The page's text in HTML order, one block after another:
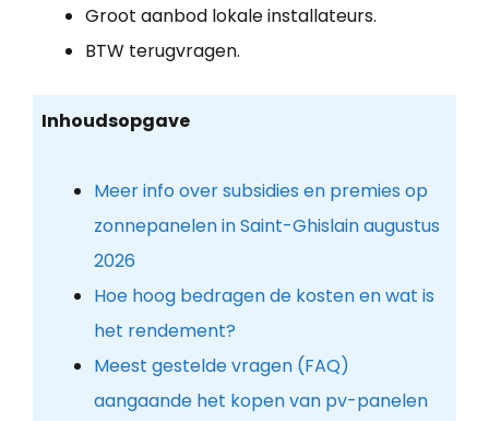
Groot aanbod lokale installateurs.
BTW terugvragen.
Inhoudsopgave
Meer info over subsidies en premies op
zonnepanelen in Saint-Ghislain augustus
2026
Hoe hoog bedragen de kosten en wat is
het rendement?
Meest gestelde vragen (FAQ)
aangaande het kopen van pv-panelen